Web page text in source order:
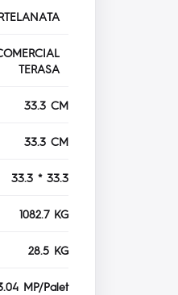
TERASA
33.3 CM
33.3 CM
33.3 * 33.3
1082.7 KG
28.5 KG
MP/Palet